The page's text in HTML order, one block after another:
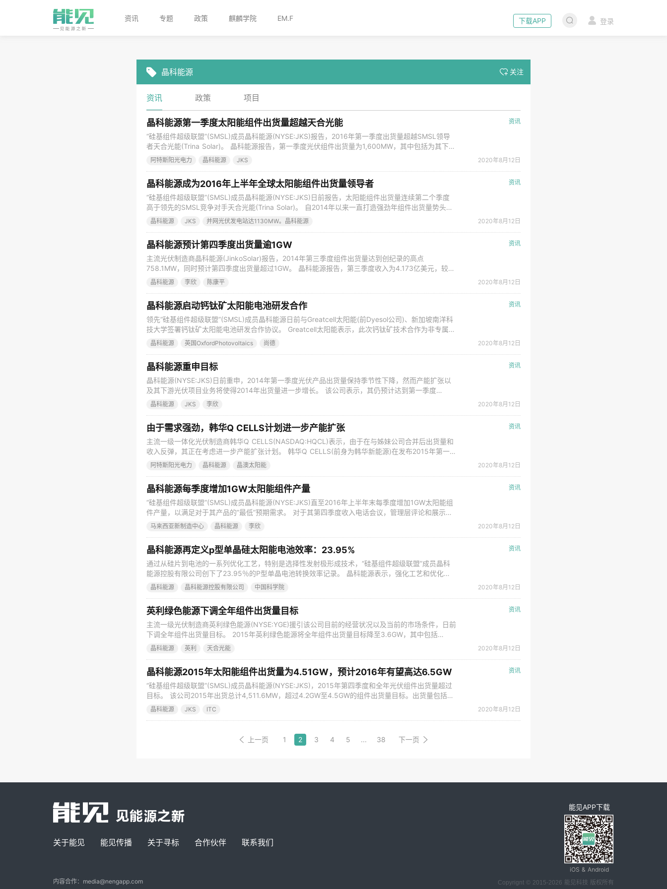
下载APP 登录
资讯 专题 政策 麒麟学院 EM.F
晶科能源 关注
资讯 政策 项目
资讯
晶科能源第一季度太阳能组件出货量超越天合光能
“硅基组件超级联盟”(SMSL)成员晶科能源(NYSE:JKS)报告，2016年第一季度出货量超越SMSL领导
者天合光能(Trina Solar)。 晶科能源报告，第一季度光伏组件出货量为1,600MW，其中包括为其下游
光伏发电站业务分配166MW，而天合光能报告，该季度组件出货量为1,423.3MW，其中包括对外出
货1,370.4MW，以及对其下游发电站项目出货52.9MW。 这是首次晶科能源的
阿特斯阳光电力 晶科能源 JKS 2020年8月12日
资讯
晶科能源成为2016年上半年全球太阳能组件出货量领导者
“硅基组件超级联盟”(SMSL)成员晶科能源(NYSE:JKS)日前报告，太阳能组件出货量连续第二个季度
高于领先的SMSL竞争对手天合光能(Trina Solar)。 自2014年以来一直打造强劲年组件出货量势头的
晶科能源，报告2016年第二季度出货量为1,716MW，击败1,700MW的目标高端，建立一个新的季度
出货量纪录，击败其此前在2015年第四季度创下的1,709.9MW的纪录。 组件总出
晶科能源 JKS 并网光伏发电站达1130MW。晶科能源 2020年8月12日
资讯
晶科能源预计第四季度出货量逾1GW
主流光伏制造商晶科能源(JinkoSolar)报告，2014年第三季度组件出货量达到创纪录的高点
758.1MW，同时预计第四季度出货量超过1GW。 晶科能源报告，第三季度收入为4.173亿美元，较上
季度3.921亿美元的收入提高5.5%。 毛利润为8610万美元，而2014年第二季度为8870万美元，出
货量的提高抵消了稍低的平均销售价格。毛利率为20.6%，而2014年第二季度为22.6%，201
晶科能源 李欣 陈康平 2020年8月12日
资讯
晶科能源启动钙钛矿太阳能电池研发合作
领先“硅基组件超级联盟”(SMSL)成员晶科能源日前与Greatcell太阳能(前Dyesol公司)、新加坡南洋科
技大学签署钙钛矿太阳能电池研发合作协议。 Greatcell太阳能表示，此次钙钛矿技术合作为非专属性
合作，但相关开发工作将处于保密状态。 Greatcell太阳能总监Richard Caldwell 表示：“我们十分高
兴能够与晶科能源共同探索这一变革性技术在中国的商业化基于。晶科能源十
晶科能源 英国OxfordPhotovoltaics 尚德 2020年8月12日
资讯
晶科能源重申目标
晶科能源(NYSE:JKS)日前重申，2014年第一季度光伏产品出货量保持季节性下降，然而产能扩张以
及其下游光伏项目业务将使得2014年出货量进一步增长。 该公司表示，其仍预计达到第一季度
440MW至470MW的出货量目标，较上一季度586.3MW有所下滑，全年出货量为2.3GW至2.5GW。
还重申了2014年光伏项目竣工超过400MW。 随着产能扩张计划升温以及预计今年下半年光伏项目竣
晶科能源 JKS 李欣 2020年8月12日
资讯
由于需求强劲，韩华Q CELLS计划进一步产能扩张
主流一级一体化光伏制造商韩华Q CELLS(NASDAQ:HQCL)表示，由于在与姊妹公司合并后出货量和
收入反弹，其正在考虑进一步产能扩张计划。 韩华Q CELLS(前身为韩华新能源)在发布2015年第一
季度财务业绩中表示，其正在“评估今年增加的电池和组件产能”，同时还指出第二条250MW组件装配
线将于2015年九月在韩国投入运营。 韩华Q CELLS董事长兼首席执行官南晟宇评论道：“许多生产活
阿特斯阳光电力 晶科能源 晶澳太阳能 2020年8月12日
资讯
晶科能源每季度增加1GW太阳能组件产量
“硅基组件超级联盟”(SMSL)成员晶科能源(NYSE:JKS)直至2016年上半年末每季度增加1GW太阳能组
件产量，以满足对于其产品的“最低”预期需求。 对于其第四季度收入电话会议，管理层评论和展示材
料强调，晶科能源及其他SMSL成员在2016年预期可实现的产能扩张持续水平及业务增长总体水平。
晶科能源指出，其将在2016年第一季度增加300MW硅片产量，随后在第二季度增加另外200MW，
马来西亚新制造中心 晶科能源 李欣 2020年8月12日
资讯
晶科能源再定义p型单晶硅太阳能电池效率：23.95%
通过从硅片到电池的一系列优化工艺，特别是选择性发射极形成技术，“硅基组件超级联盟”成员晶科
能源控股有限公司创下了23.95％的P型单晶电池转换效率记录。 晶科能源表示，强化工艺和优化工
艺的结合提升了料体质量，其中包括高掺杂和低缺陷单晶硅片。中国科学院光伏和风力发电系统质量
检测中心对创记录的电池效率进行了认证测试。 电池选择性发射极形成优化技术、氧化硅钝化和背面
晶科能源 晶科能源控股有限公司 中国科学院 2020年8月12日
资讯
英利绿色能源下调全年组件出货量目标
主流一级光伏制造商英利绿色能源(NYSE:YGE)援引该公司目前的经营状况以及当前的市场条件，日前
下调全年组件出货量目标。 2015年英利绿色能源将全年组件出货量目标降至3.6GW，其中包括
400MW至600MW的光伏组件出货到其自己的下游光伏项目。就在上个季度，英利绿色能源预计，
2015年组件出货量将为3.6GW至3.9GW。 PV-Tech在英利绿色能源的财务业绩之前曾强调，预计的
晶科能源 英利 天合光能 2020年8月12日
资讯
晶科能源2015年太阳能组件出货量为4.51GW，预计2016年有望高达6.5GW
“硅基组件超级联盟”(SMSL)成员晶科能源(NYSE:JKS)，2015年第四季度和全年光伏组件出货量超过
目标。 该公司2015年出货总计4,511.6MW，超过4.2GW至4.5GW的组件出货量目标。出货量包括对
于自己的太阳能发电项目总计出货304MW。总出货量较上一年提高53.3%，而2014年较2013年提高
约65%。 由于2015年官方出货量数字，晶科能源成为世界第三大光伏太阳能组件制造
晶科能源 JKS ITC 2020年8月12日
上一页 1 2 3 4 5 ... 38 下一页
能见APP下载
iOS & Android
Copyrignt © 2015-2026 能见科技 版权所有
关于能见 能见传播 关于寻标 合作伙伴 联系我们
内容合作：media@nengapp.com